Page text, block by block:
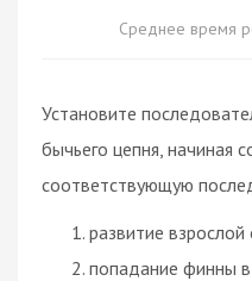
Среднее время
Установите
бычьего цепня, начиная
соответствующую
развитие
попадание финны